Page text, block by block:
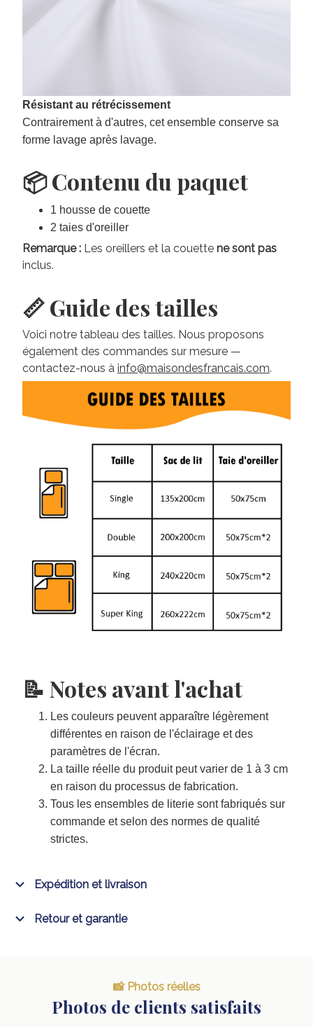
Résistant au rétrécissement
Contrairement à d'autres, cet ensemble conserve sa
forme lavage après lavage.
📦 Contenu du paquet
1 housse de couette
2 taies d'oreiller
Remarque : Les oreillers et la couette ne sont pas
inclus.
📏 Guide des tailles
Voici notre tableau des tailles. Nous proposons
également des commandes sur mesure —
contactez-nous à info@maisondesfrancais.com.
📝 Notes avant l'achat
Les couleurs peuvent apparaître légèrement
différentes en raison de l'éclairage et des
paramètres de l'écran.
La taille réelle du produit peut varier de 1 à 3 cm
en raison du processus de fabrication.
Tous les ensembles de literie sont fabriqués sur
commande et selon des normes de qualité
strictes.
Expédition et livraison
Retour et garantie
📸 Photos réelles
Photos de clients satisfaits